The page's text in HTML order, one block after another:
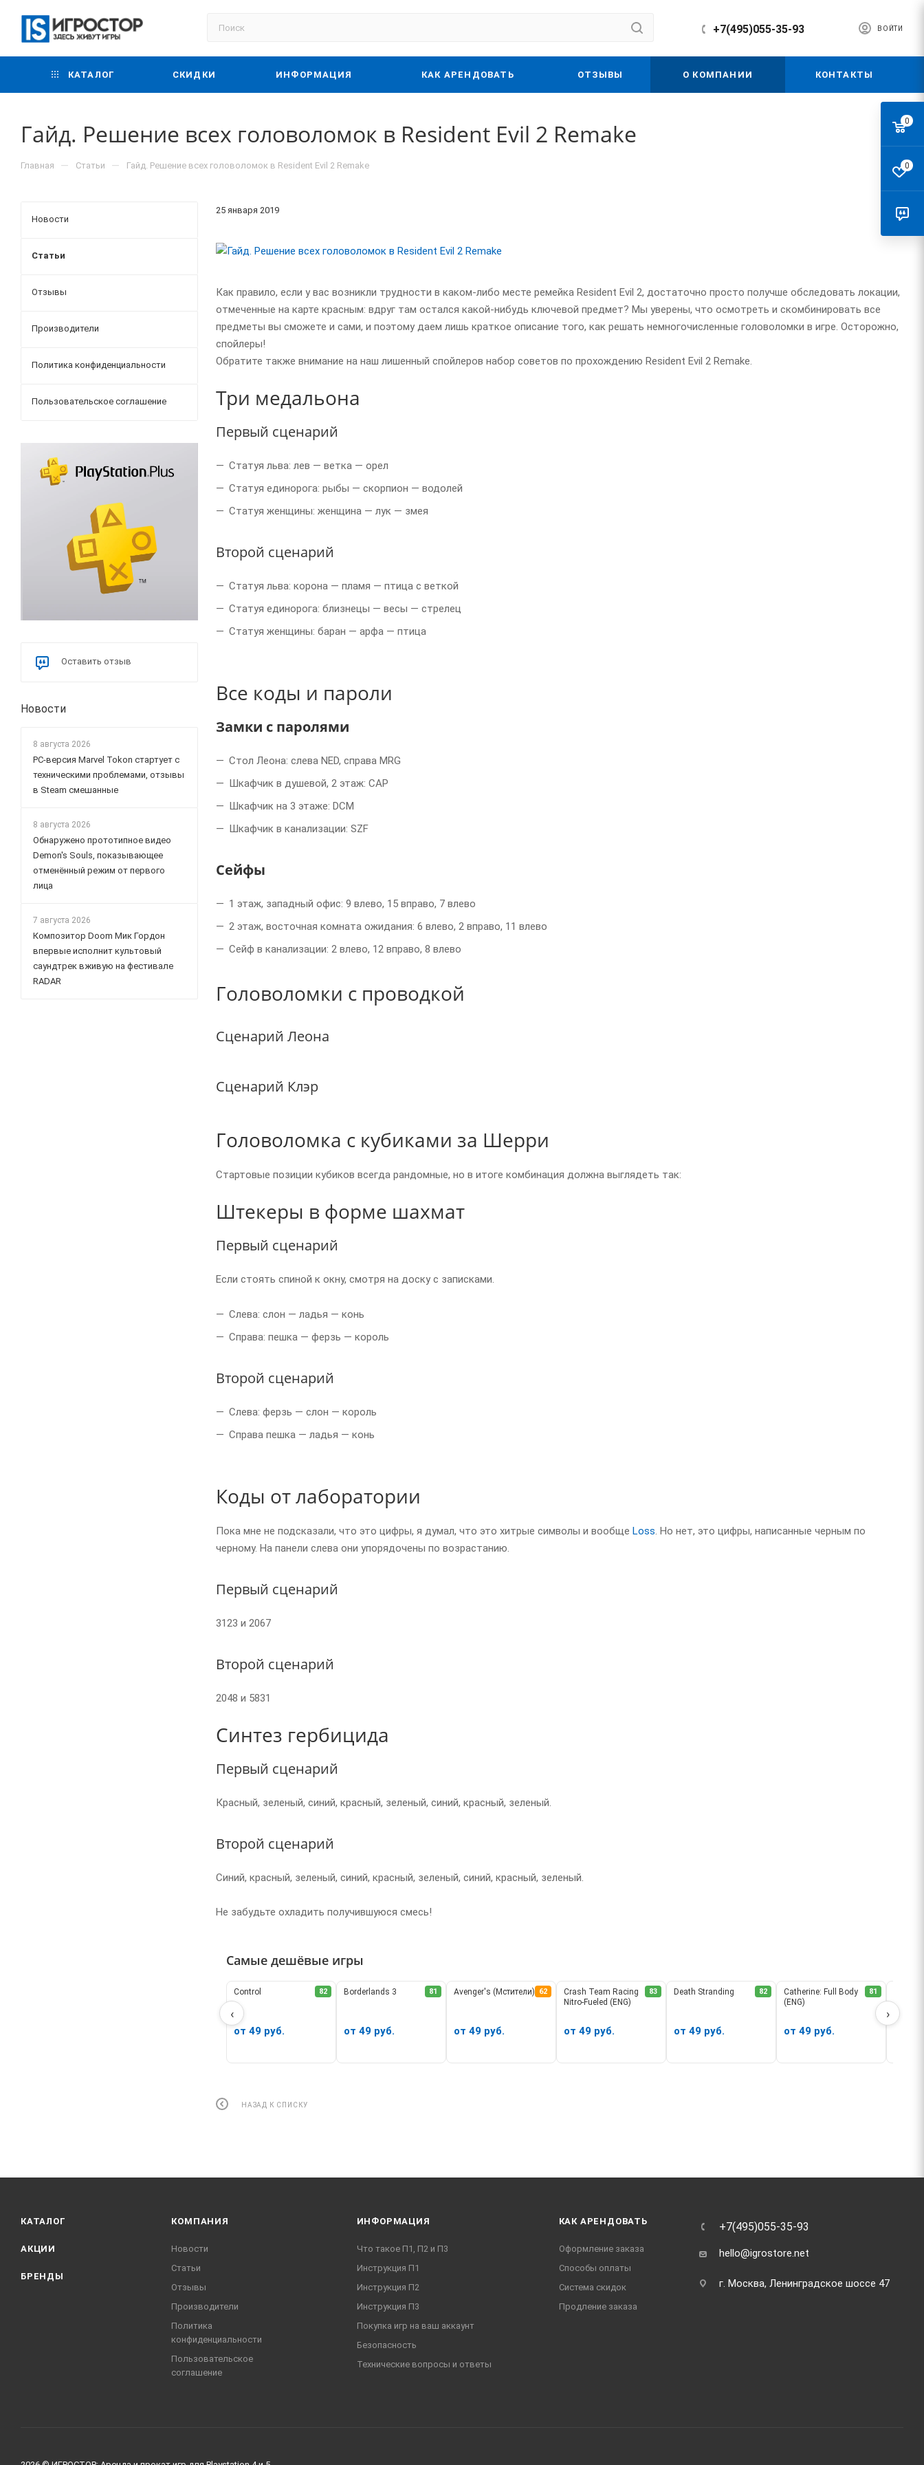
ВОЙТИ
+7(495)055-35-93
КАТАЛОГ СКИДКИ ИНФОРМАЦИЯ КАК АРЕНДОВАТЬ ОТЗЫВЫ О КОМПАНИИ КОНТАКТЫ
Гайд. Решение всех головоломок в Resident Evil 2 Remake
Главная — Статьи — Гайд. Решение всех головоломок в Resident Evil 2 Remake
25 января 2019
Как правило, если у вас возникли трудности в каком-либо месте ремейка Resident Evil 2, достаточно просто получше обследовать локации,
отмеченные на карте красным: вдруг там остался какой-нибудь ключевой предмет? Мы уверены, что осмотреть и скомбинировать все
предметы вы сможете и сами, и поэтому даем лишь краткое описание того, как решать немногочисленные головоломки в игре. Осторожно,
спойлеры!
Обратите также внимание на наш лишенный спойлеров набор советов по прохождению Resident Evil 2 Remake.
Три медальона
Первый сценарий
Статуя льва: лев — ветка — орел
Статуя единорога: рыбы — скорпион — водолей
Статуя женщины: женщина — лук — змея
Второй сценарий
Статуя льва: корона — пламя — птица с веткой
Статуя единорога: близнецы — весы — стрелец
Статуя женщины: баран — арфа — птица
Все коды и пароли
Замки с паролями
Стол Леона: слева NED, справа MRG
Шкафчик в душевой, 2 этаж: CAP
Шкафчик на 3 этаже: DCM
Шкафчик в канализации: SZF
Сейфы
1 этаж, западный офис: 9 влево, 15 вправо, 7 влево
2 этаж, восточная комната ожидания: 6 влево, 2 вправо, 11 влево
Сейф в канализации: 2 влево, 12 вправо, 8 влево
Головоломки с проводкой
Сценарий Леона
Сценарий Клэр
Головоломка с кубиками за Шерри
Стартовые позиции кубиков всегда рандомные, но в итоге комбинация должна выглядеть так:
Штекеры в форме шахмат
Первый сценарий
Если стоять спиной к окну, смотря на доску с записками.
Слева: слон — ладья — конь
Справа: пешка — ферзь — король
Второй сценарий
Слева: ферзь — слон — король
Справа пешка — ладья — конь
Коды от лаборатории
Пока мне не подсказали, что это цифры, я думал, что это хитрые символы и вообще Loss. Но нет, это цифры, написанные черным по
черному. На панели слева они упорядочены по возрастанию.
Первый сценарий
3123 и 2067
Второй сценарий
2048 и 5831
Синтез гербицида
Первый сценарий
Красный, зеленый, синий, красный, зеленый, синий, красный, зеленый.
Второй сценарий
Синий, красный, зеленый, синий, красный, зеленый, синий, красный, зеленый.
Не забудьте охладить получившуюся смесь!
Самые дешёвые игры
‹ ›
82
Control
от 49 руб.
81
Borderlands 3
от 49 руб.
62
Avenger's (Мстители)
от 49 руб.
83
Crash Team Racing
Nitro-Fueled (ENG)
от 49 руб.
82
Death Stranding
от 49 руб.
81
Catherine: Full Body
(ENG)
от 49 руб.
НАЗАД К СПИСКУ
Новости
Статьи
Отзывы
Производители
Политика конфиденциальности
Пользовательское соглашение
Оставить отзыв
Новости
8 августа 2026
PC-версия Marvel Tokon стартует с
техническими проблемами, отзывы
в Steam смешанные
8 августа 2026
Обнаружено прототипное видео
Demon's Souls, показывающее
отменённый режим от первого
лица
7 августа 2026
Композитор Doom Мик Гордон
впервые исполнит культовый
саундтрек вживую на фестивале
RADAR
КАТАЛОГ
АКЦИИ
БРЕНДЫ
КОМПАНИЯ
Новости
Статьи
Отзывы
Производители
Политика
конфиденциальности
Пользовательское
соглашение
ИНФОРМАЦИЯ
Что такое П1, П2 и П3
Инструкция П1
Инструкция П2
Инструкция П3
Покупка игр на ваш аккаунт
Безопасность
Технические вопросы и ответы
КАК АРЕНДОВАТЬ
Оформление заказа
Способы оплаты
Система скидок
Продление заказа
+7(495)055-35-93
hello@igrostore.net
г. Москва, Ленинградское шоссе 47
0
0